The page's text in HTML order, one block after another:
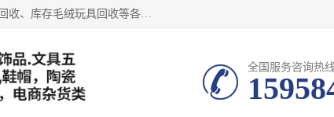
义乌永峰贸易商行长期从事:义乌库存回收、库存五金工具回收、库存杯子回收、尾货处理、尾货回收、库存毛绒玩具回收等各类产品库存回收，我们一直秉承：“，专业收购，价格从优，互惠互利，现金交易，价格公道”七大原则。欢迎有库存处理的老板来电洽谈!
全国服务咨询热